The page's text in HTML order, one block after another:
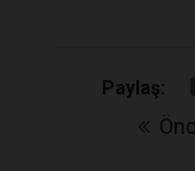
Paylaş: